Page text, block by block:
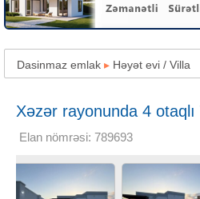
Dasinmaz emlak ▸ Həyət evi / Villa
Xəzər rayonunda 4 otaqlı
Elan nömrəsi: 789693